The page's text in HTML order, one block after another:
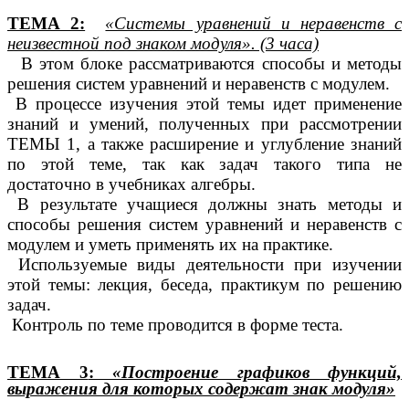
ТЕМА 2:
«Системы уравнений и неравенств с
неизвестной под знаком модуля». (3 часа)
В этом блоке рассматриваются способы и методы
решения систем уравнений и неравенств с модулем.
В процессе изучения этой темы идет применение
знаний и умений, полученных при рассмотрении
ТЕМЫ 1, а также расширение и углубление знаний
по этой теме, так как задач такого типа не
достаточно в учебниках алгебры.
В результате учащиеся должны знать методы и
способы решения систем уравнений и неравенств с
модулем и уметь применять их на практике.
Используемые виды деятельности при изучении
этой темы: лекция, беседа, практикум по решению
задач.
Контроль по теме проводится в форме теста.
ТЕМА 3: «Построение графиков функций,
выражения для которых содержат знак модуля»